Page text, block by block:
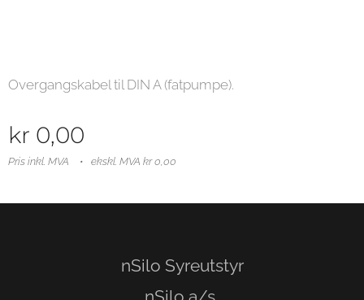
Overgangskabel til DIN A (fatpumpe).
kr 0,00
Pris inkl. MVA ekskl. MVA kr 0,00
nSilo Syreutstyr